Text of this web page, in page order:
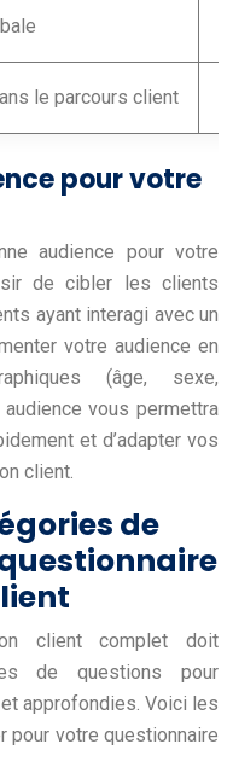
le parcours client
pour votre
audience pour votre
de cibler les clients
ayant interagi avec un
votre audience en
(âge, sexe,
vous permettra
et d’adapter vos
client.
de
client complet doit
de questions pour
approfondies. Voici les
pour votre questionnaire